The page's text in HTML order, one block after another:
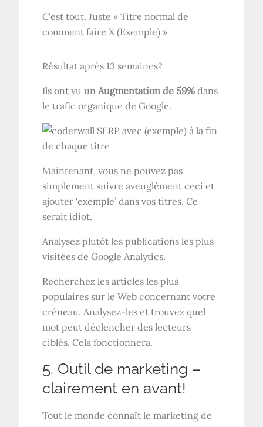
C'est tout. Juste « Titre normal de
comment faire X (Exemple) »
Résultat après 13 semaines?
Ils ont vu un Augmentation de 59% dans
le trafic organique de Google.
Maintenant, vous ne pouvez pas
simplement suivre aveuglément ceci et
ajouter ‘exemple’ dans vos titres. Ce
serait idiot.
Analysez plutôt les publications les plus
visitées de Google Analytics.
Recherchez les articles les plus
populaires sur le Web concernant votre
créneau. Analysez-les et trouvez quel
mot peut déclencher des lecteurs
ciblés. Cela fonctionnera.
5. Outil de marketing –
clairement en avant!
Tout le monde connaît le marketing de